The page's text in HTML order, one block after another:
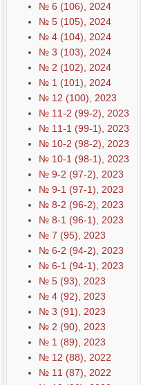
№ 6 (106), 2024
№ 5 (105), 2024
№ 4 (104), 2024
№ 3 (103), 2024
№ 2 (102), 2024
№ 1 (101), 2024
№ 12 (100), 2023
№ 11-2 (99-2), 2023
№ 11-1 (99-1), 2023
№ 10-2 (98-2), 2023
№ 10-1 (98-1), 2023
№ 9-2 (97-2), 2023
№ 9-1 (97-1), 2023
№ 8-2 (96-2), 2023
№ 8-1 (96-1), 2023
№ 7 (95), 2023
№ 6-2 (94-2), 2023
№ 6-1 (94-1), 2023
№ 5 (93), 2023
№ 4 (92), 2023
№ 3 (91), 2023
№ 2 (90), 2023
№ 1 (89), 2023
№ 12 (88), 2022
№ 11 (87), 2022